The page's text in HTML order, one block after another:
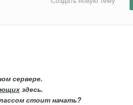
сервере.
здесь.
стоит начать?